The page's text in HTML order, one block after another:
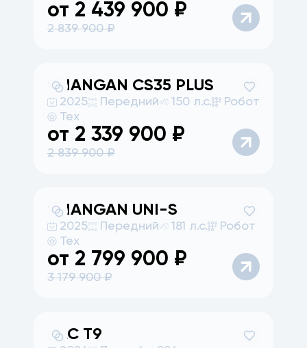
от 2 439 900 ₽
2 839 900₽
CHANGAN CS35 PLUS
2025 Передний 150 л.с.
Робот
Тех
от 2 339 900 ₽
2 839 900₽
CHANGAN UNI-S
2025 Передний 181 л.с.
Робот
Тех
от 2 799 900 ₽
3 179 900₽
JAC T9